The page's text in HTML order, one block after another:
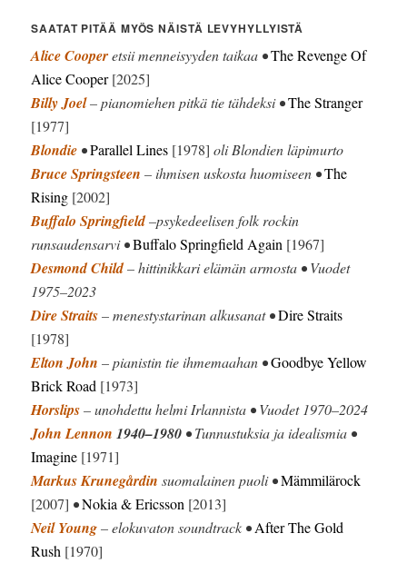
SAATAT PITÄÄ MYÖS NÄISTÄ LEVYHYLLYISTÄ
Alice Cooperetsii menneisyyden taikaa •The Revenge Of
Alice Cooper[2025]
Billy Joel– pianomiehen pitkä tie tähdeksi •The Stranger
[1977]
Blondie •Parallel Lines [1978] oli Blondien läpimurto
Bruce Springsteen – ihmisen uskosta huomiseen •The
Rising [2002]
Buffalo Springfield–psykedeelisen folk rockin
runsaudensarvi •Buffalo Springfield Again [1967]
Desmond Child– hittinikkari elämän armosta • Vuodet
1975–2023
Dire Straits– menestystarinan alkusanat •Dire Straits
[1978]
Elton John – pianistin tie ihmemaahan •Goodbye Yellow
Brick Road [1973]
Horslips– unohdettu helmi Irlannista • Vuodet 1970–2024
John Lennon 1940–1980 • Tunnustuksia ja idealismia •
Imagine [1971]
Markus Krunegårdin suomalainen puoli •Mämmilärock
[2007] •Nokia & Ericsson [2013]
Neil Young– elokuvaton soundtrack •After The Gold
Rush [1970]